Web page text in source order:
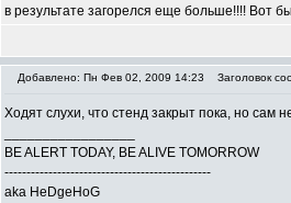
в результате загорелся еще больше!!!! Вот
Добавлено: Пн Фев 02, 2009 14:23 Заголовок
Ходят слухи, что стенд закрыт пока, но сам
BE ALERT TODAY, BE ALIVE TOMORROW
-----------------------------------------------
aka HeDgeHoG